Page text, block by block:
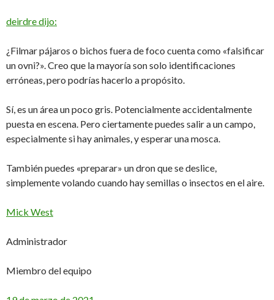
deirdre dijo:
¿Filmar pájaros o bichos fuera de foco cuenta como «falsificar
un ovni?». Creo que la mayoría son solo identificaciones
erróneas, pero podrías hacerlo a propósito.
Sí, es un área un poco gris. Potencialmente accidentalmente
puesta en escena. Pero ciertamente puedes salir a un campo,
especialmente si hay animales, y esperar una mosca.
También puedes «preparar» un dron que se deslice,
simplemente volando cuando hay semillas o insectos en el aire.
Mick West
Administrador
Miembro del equipo